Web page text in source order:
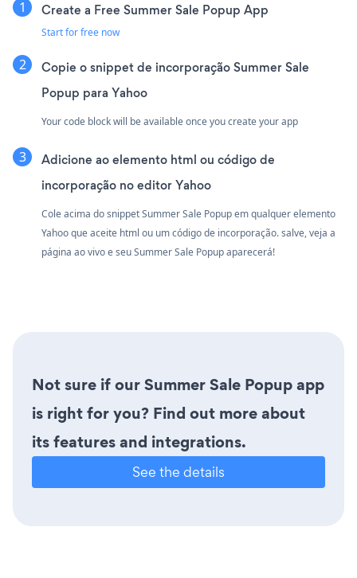
Create a Free Summer Sale Popup App
Start for free now
Copie o snippet de incorporação Summer Sale
Popup para Yahoo
Your code block will be available once you create your app
Adicione ao elemento html ou código de
incorporação no editor Yahoo
Cole acima do snippet Summer Sale Popup em qualquer elemento
Yahoo que aceite html ou um código de incorporação. salve, veja a
página ao vivo e seu Summer Sale Popup aparecerá!
Not sure if our Summer Sale Popup app
is right for you? Find out more about
its features and integrations.
See the details